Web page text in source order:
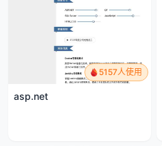
5157人使用
asp.net